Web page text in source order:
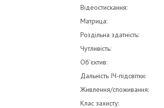
Відеостискання:
Матрица:
Роздільна здатність:
Чутливість:
Об'єктив:
Дальність ІЧ-підсвітки:
Живлення/споживання:
Клас захисту: